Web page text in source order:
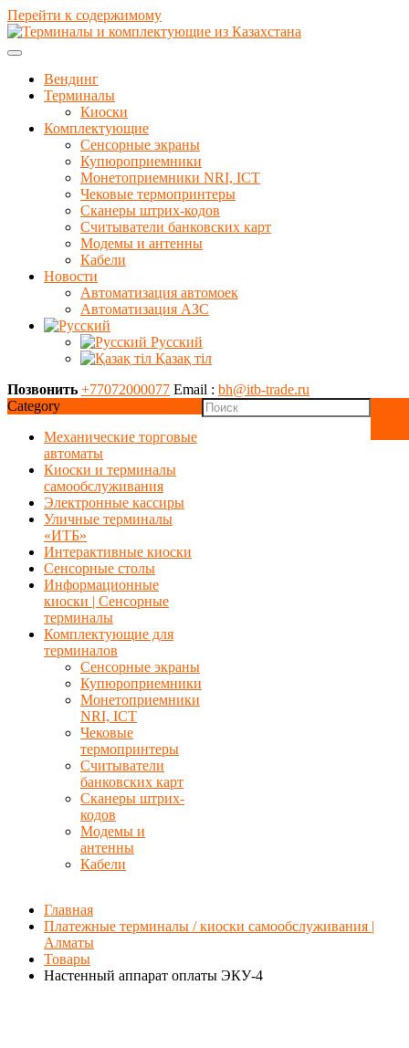
Перейти к содержимому
Вендинг
Терминалы
Киоски
Комплектующие
Сенсорные экраны
Купюроприемники
Монетоприемники NRI, ICT
Чековые термопринтеры
Сканеры штрих-кодов
Считыватели банковских карт
Модемы и антенны
Кабели
Новости
Автоматизация автомоек
Автоматизация АЗС
Русский
Қазақ тіл
Позвонить +77072000077 Email : bh@itb-trade.ru
Category
Механические торговые
автоматы
Киоски и терминалы
самообслуживания
Электронные кассиры
Уличные терминалы
«ИТБ»
Интерактивные киоски
Сенсорные столы
Информационные
киоски | Сенсорные
терминалы
Комплектующие для
терминалов
Сенсорные экраны
Купюроприемники
Монетоприемники
NRI, ICT
Чековые
термопринтеры
Считыватели
банковских карт
Сканеры штрих-
кодов
Модемы и
антенны
Кабели
Главная
Платежные терминалы / киоски самообслуживания |
Алматы
Товары
Настенный аппарат оплаты ЭКУ-4